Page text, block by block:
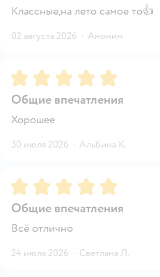
Классные,на лето самое то👍
02 августа 2026 · Аноним
Рейтинг:5
Общие впечатления
Хорошее
30 июля 2026 · Альбина К.
Рейтинг:5
Общие впечатления
Всё отлично
24 июля 2026 · Светлана Л.